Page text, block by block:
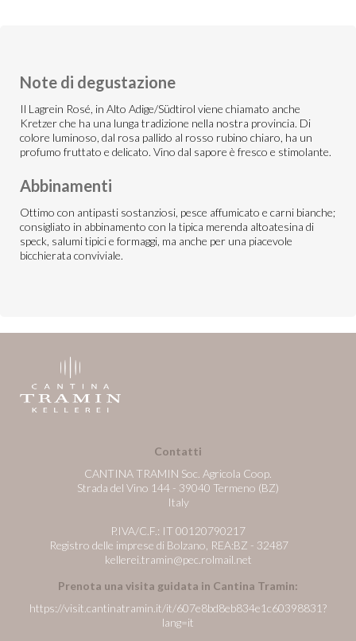
Note di degustazione
Il Lagrein Rosé, in Alto Adige/Südtirol viene chiamato anche
Kretzer che ha una lunga tradizione nella nostra provincia. Di
colore luminoso, dal rosa pallido al rosso rubino chiaro, ha un
profumo fruttato e delicato. Vino dal sapore è fresco e stimolante.
Abbinamenti
Ottimo con antipasti sostanziosi, pesce affumicato e carni bianche;
consigliato in abbinamento con la tipica merenda altoatesina di
speck, salumi tipici e formaggi, ma anche per una piacevole
bicchierata conviviale.
Contatti
CANTINA TRAMIN Soc. Agricola Coop.
Strada del Vino 144 - 39040 Termeno (BZ)
Italy
P.IVA/C.F.: IT 00120790217
Registro delle imprese di Bolzano, REA:BZ - 32487
kellerei.tramin@pec.rolmail.net
Prenota una visita guidata in Cantina Tramin:
https://visit.cantinatramin.it/it/607e8bd8eb834e1c60398831?
lang=it